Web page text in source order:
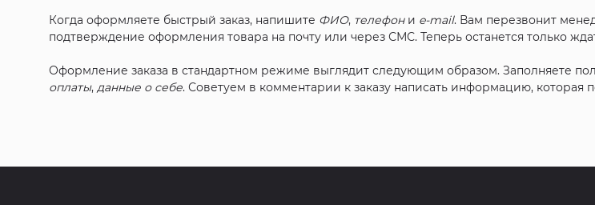
Когда оформляете быстрый заказ, напишите ФИО, телефони e-mail. Вам перезвонит
подтверждение оформления товара на почту или через СМС. Теперь останется только
Оформление заказа в стандартном режиме выглядит следующим образом. Заполняете
оплаты,данные о себе. Советуем в комментарии к заказу написать информацию,